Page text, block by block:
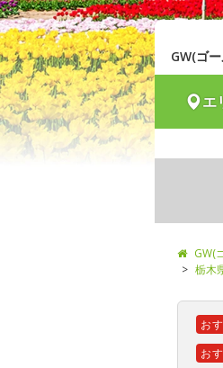
GW(ゴ
エ
GW(
栃木
お
お